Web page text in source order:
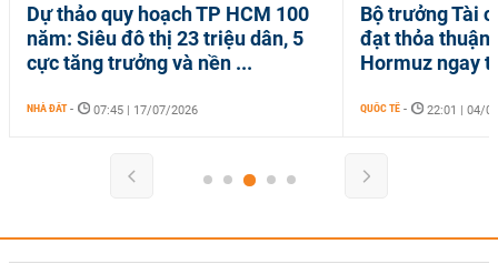
Dự thảo quy hoạch TP HCM 100
năm: Siêu đô thị 23 triệu dân, 5
cực tăng trưởng và nền ...
NHÀ ĐẤT - 07:45 | 17/07/2026
Bộ trưởng Tài
đạt thỏa thuận
Hormuz ngay
QUỐC TẾ - 22:01 | 04/